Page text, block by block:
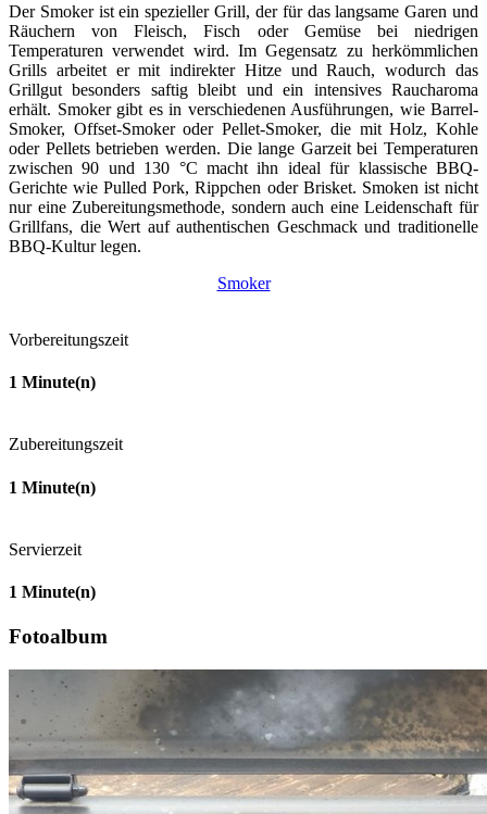
Der Smoker ist ein spezieller Grill, der für das langsame Garen und
Räuchern von Fleisch, Fisch oder Gemüse bei niedrigen
Temperaturen verwendet wird. Im Gegensatz zu herkömmlichen
Grills arbeitet er mit indirekter Hitze und Rauch, wodurch das
Grillgut besonders saftig bleibt und ein intensives Raucharoma
erhält. Smoker gibt es in verschiedenen Ausführungen, wie Barrel-
Smoker, Offset-Smoker oder Pellet-Smoker, die mit Holz, Kohle
oder Pellets betrieben werden. Die lange Garzeit bei Temperaturen
zwischen 90 und 130 °C macht ihn ideal für klassische BBQ-
Gerichte wie Pulled Pork, Rippchen oder Brisket. Smoken ist nicht
nur eine Zubereitungsmethode, sondern auch eine Leidenschaft für
Grillfans, die Wert auf authentischen Geschmack und traditionelle
BBQ-Kultur legen.
Smoker
Vorbereitungszeit
1 Minute(n)
Zubereitungszeit
1 Minute(n)
Servierzeit
1 Minute(n)
Fotoalbum